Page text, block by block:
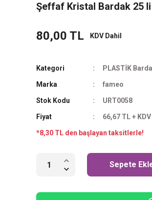
Şeffaf Kristal Bardak 25 li
80,00 TL KDV Dahil
Kategori PLASTİK
Marka fameo
Stok Kodu URT0058
Fiyat 66,67 TL + KDV
*8,30 TL den başlayan taksitlerle!
Sepete